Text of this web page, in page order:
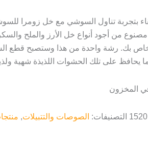
بتجربة تناول السوشي مع خل زومرا
من أجود أنواع خل الأرز والملح
بك. رشة واحدة من هذا وستصبح قطع
يحافظ على تلك الحشوات اللذيذة شهية
المخزون
1520 التصنيفات: الصوصات والتتبيلات,